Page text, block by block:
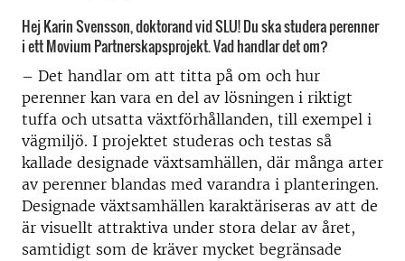
Hej Karin Svensson, doktorand vid SLU! Du ska studera perenner
i ett Movium Partnerskapsprojekt. Vad handlar det om?
– Det handlar om att titta på om och hur
perenner kan vara en del av lösningen i riktigt
tuffa och utsatta växtförhållanden, till exempel i
vägmiljö. I projektet studeras och testas så
kallade designade växtsamhällen, där många arter
av perenner blandas med varandra i planteringen.
Designade växtsamhällen karaktäriseras av att de
är visuellt attraktiva under stora delar av året,
samtidigt som de kräver mycket begränsade